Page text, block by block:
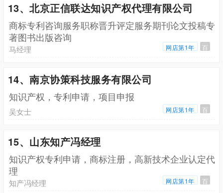
13、北京正信联达知识产权代理有限公司
商标专利咨询服务职称晋升评定服务期刊论文投稿专
著图书出版咨询
马经理 网店第1年 百
14、南京协策科技服务有限公司
知识产权，专利申请，项目申报
吴女士 网店第1年 百
15、山东知产冯经理
知识产权专利申请，商标注册，高新技术企业认定代
理
知产冯经理 网店第1年 百